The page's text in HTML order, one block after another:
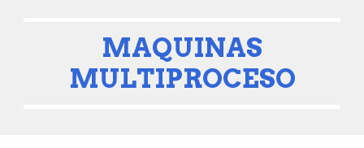
MAQUINAS
MULTIPROCESO